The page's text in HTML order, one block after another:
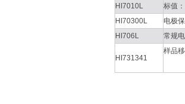
HI7010L
标值
HI70300L
电极
HI706L
常规
HI731341
样品